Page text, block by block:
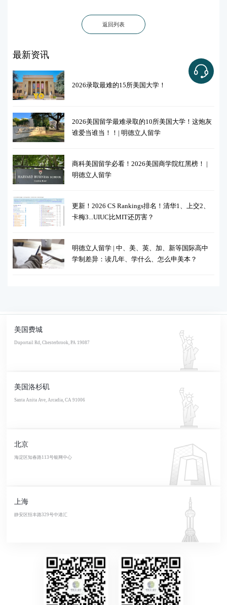
返回列表
最新资讯
2026录取最难的15所美国大学！
2026美国留学最难录取的10所美国大学！这炮灰
谁爱当谁当！！| 明德立人留学
商科美国留学必看！2026美国商学院红黑榜！ |
明德立人留学
更新！2026 CS Rankings排名！清华1、上交2、
卡梅3...UIUC比MIT还厉害？
明德立人留学 | 中、美、英、加、新等国际高中
学制差异：读几年、学什么、怎么申美本？
美国费城
Duportail Rd, Chesterbrook, PA 19087
美国洛杉矶
Santa Anita Ave, Arcadia, CA 91006
北京
海淀区知春路113号银网中心
上海
静安区恒丰路329号中港汇